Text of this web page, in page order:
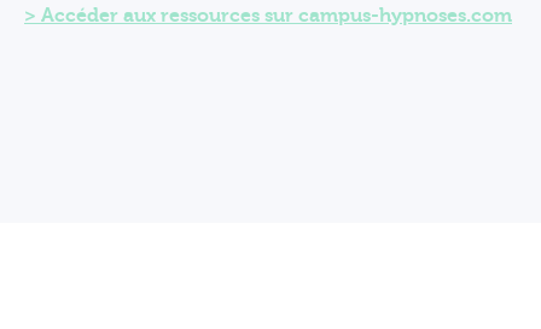
Accéder aux ressources sur campus-hypnoses.com